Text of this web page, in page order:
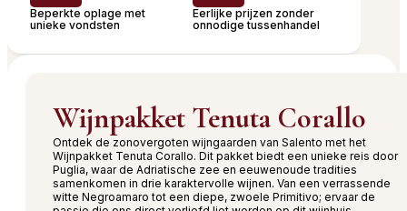
Beperkte oplage met
unieke vondsten
Eerlijke prijzen zonder
onnodige tussenhandel
Wijnpakket Tenuta Corallo
Ontdek de zonovergoten wijngaarden van Salento met het
Wijnpakket Tenuta Corallo. Dit pakket biedt een unieke reis door
Puglia, waar de Adriatische zee en eeuwenoude tradities
samenkomen in drie karaktervolle wijnen. Van een verrassende
witte Negroamaro tot een diepe, zwoele Primitivo; ervaar de